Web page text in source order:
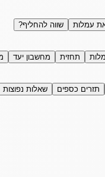
עמלות שווה להחליף?
תחזית מחשבון יעד
תזרים כספים שאלות נפוצות